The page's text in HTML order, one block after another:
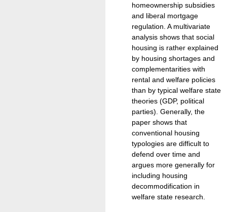
homeownership subsidies
and liberal mortgage
regulation. A multivariate
analysis shows that social
housing is rather explained
by housing shortages and
complementarities with
rental and welfare policies
than by typical welfare state
theories (GDP, political
parties). Generally, the
paper shows that
conventional housing
typologies are difficult to
defend over time and
argues more generally for
including housing
decommodification in
welfare state research.